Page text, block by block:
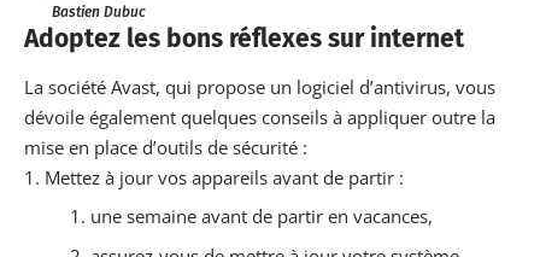
Bastien Dubuc
Adoptez les bons réflexes sur internet
La société Avast, qui propose un logiciel d’antivirus, vous
dévoile également quelques conseils à appliquer outre la
mise en place d’outils de sécurité :
Mettez à jour vos appareils avant de partir :
une semaine avant de partir en vacances,